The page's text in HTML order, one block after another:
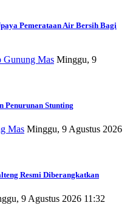
Pemerataan Air Bersih Bagi
Gunung Mas Minggu, 9
Penurunan Stunting
Mas Minggu, 9 Agustus 2026
Resmi Diberangkatkan
9 Agustus 2026 11:32